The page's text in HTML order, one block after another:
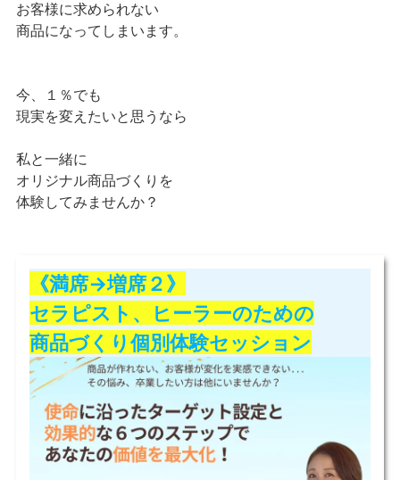
お客様に求められない
商品になってしまいます。
今、１％でも
現実を変えたいと思うなら
私と一緒に
オリジナル商品づくりを
体験してみませんか？
《満席→増席２》
セラピスト、ヒーラーのための
商品づくり個別体験セッション